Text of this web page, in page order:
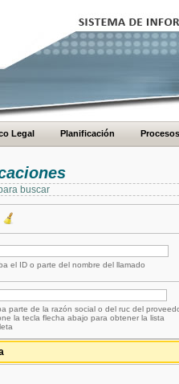
Legal Planificación Procesos
buscar
el ID o parte del nombre del llamado
parte de la razón social o del ruc del
la tecla flecha abajo para obtener la lista